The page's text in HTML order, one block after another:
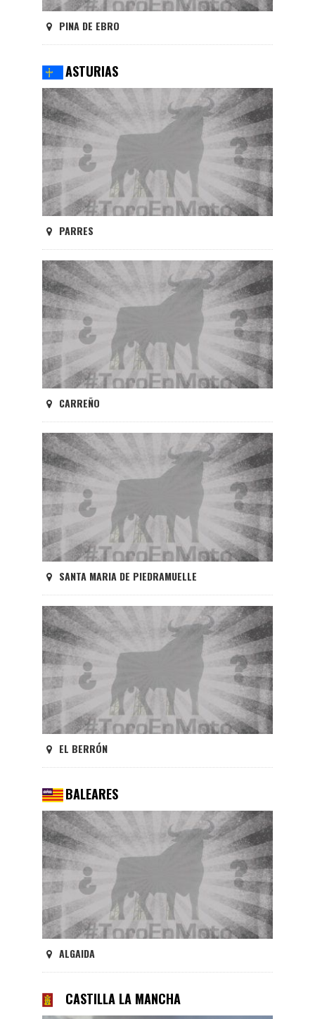
PINA DE EBRO
ASTURIAS
PARRES
CARREÑO
SANTA MARIA DE PIEDRAMUELLE
EL BERRÓN
BALEARES
ALGAIDA
CASTILLA LA MANCHA